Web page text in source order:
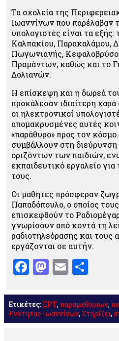
Τα σχολεία της
Ιωαννίνων που παρέλαβαν
υπολογιστές είναι τα
Καλπακίου, Παρακαλάμου,
Πωγωνιανής,
Πραμάντων, καθώς και το
Δολιανών.
Η επίσκεψη και η δωρεά
προκάλεσαν ιδιαίτερη
οι ηλεκτρονικοί
απομακρυσμένες αυτές
«παράθυρο» προς τον
συμβάλλουν στη
οριζόντων των παιδιών,
εκπαιδευτικό εργαλείο
τους.
Οι μαθητές πρόσφεραν
Παπαδόπουλο, ο οποίος
επισκεφθούν το
γνωρίσουν από κοντά τη
ραδιοτηλεόρασης και τους
εργάζονται σε αυτήν.
Facebook
Mastodon
Email
Ετικέτες:ΕΡΤ, παραμεθόριων,
Ενότητας Ιωαννίνων, Στηρίζει,